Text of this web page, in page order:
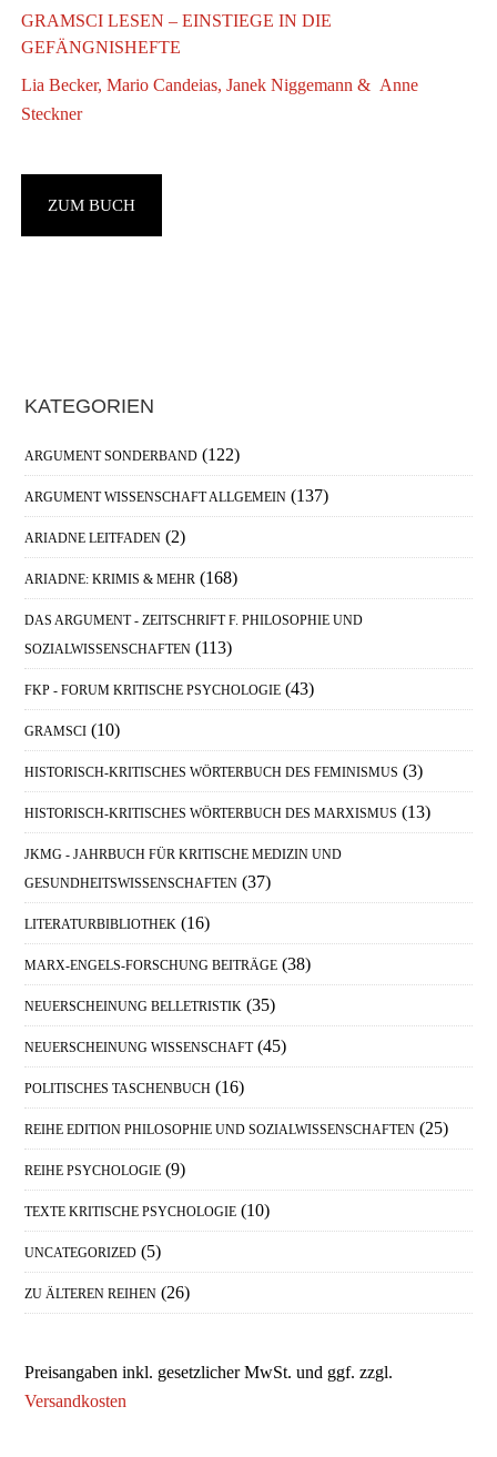
GRAMSCI LESEN – EINSTIEGE IN DIE
GEFÄNGNISHEFTE
Lia Becker, Mario Candeias, Janek Niggemann & Anne
Steckner
ZUM BUCH
Haupt-
Sidebar
KATEGORIEN
ARGUMENT SONDERBAND (122)
ARGUMENT WISSENSCHAFT ALLGEMEIN (137)
ARIADNE LEITFADEN (2)
ARIADNE: KRIMIS & MEHR (168)
DAS ARGUMENT - ZEITSCHRIFT F. PHILOSOPHIE UND
SOZIALWISSENSCHAFTEN (113)
FKP - FORUM KRITISCHE PSYCHOLOGIE (43)
GRAMSCI (10)
HISTORISCH-KRITISCHES WÖRTERBUCH DES FEMINISMUS (3)
HISTORISCH-KRITISCHES WÖRTERBUCH DES MARXISMUS (13)
JKMG - JAHRBUCH FÜR KRITISCHE MEDIZIN UND
GESUNDHEITSWISSENSCHAFTEN (37)
LITERATURBIBLIOTHEK (16)
MARX-ENGELS-FORSCHUNG BEITRÄGE (38)
NEUERSCHEINUNG BELLETRISTIK (35)
NEUERSCHEINUNG WISSENSCHAFT (45)
POLITISCHES TASCHENBUCH (16)
REIHE EDITION PHILOSOPHIE UND SOZIALWISSENSCHAFTEN (25)
REIHE PSYCHOLOGIE (9)
TEXTE KRITISCHE PSYCHOLOGIE (10)
UNCATEGORIZED (5)
ZU ÄLTEREN REIHEN (26)
Preisangaben inkl. gesetzlicher MwSt. und ggf. zzgl.
Versandkosten